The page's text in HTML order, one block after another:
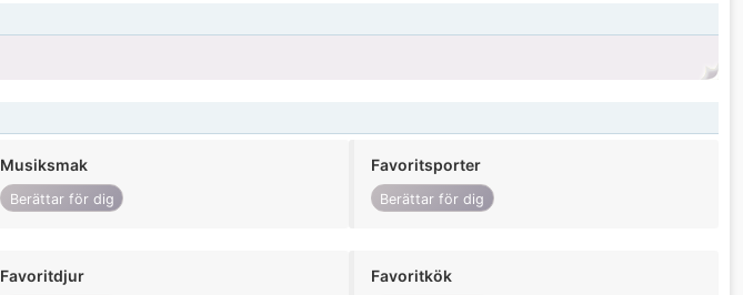
Musiksmak
Berättar för dig
Favoritsporter
Berättar för dig
Favoritdjur Favoritkök